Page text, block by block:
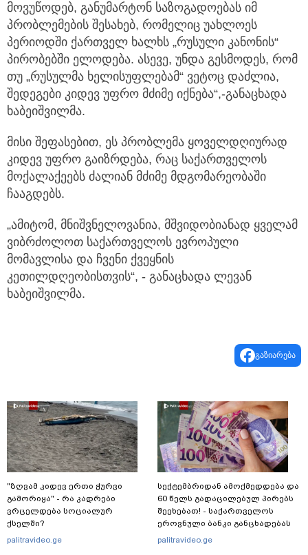
მოვუწოდებ, განუმარტონ საზოგადოებას იმ
პრობლემების შესახებ, რომელიც უახლოეს
პერიოდში ქართველ ხალხს „რუსული კანონის“
პირობებში ელოდება. ასევე, უნდა გესმოდეს, რომ
თუ „რუსულმა ხელისუფლებამ“ ვეტოც დაძლია,
შედეგები კიდევ უფრო მძიმე იქნება“,-განაცხადა
ხაბეიშვილმა.
მისი შეფასებით, ეს პრობლემა ყოველდღიურად
კიდევ უფრო გაიზრდება, რაც საქართველოს
მოქალაქეებს ძალიან მძიმე მდგომარეობაში
ჩააგდებს.
„ამიტომ, მნიშვნელოვანია, მშვიდობიანად ყველამ
ვიბრძოლოთ საქართველოს ევროპული
მომავლისა და ჩვენი ქვეყნის
კეთილდღეობისთვის“, - განაცხადა ლევან
ხაბეიშვილმა.
გაზიარება
"ზღვამ კიდევ ერთი ჭურვი
გამორიყა" - რა კადრები
ვრცელდება სოციალურ
ქსელში?
palitravideo.ge
სექტემბრიდან ამოქმედდება და
60 წელს გადაცილებულ პირებს
შეეხებათ! - საქართველოს
ეროვნული ბანკი განცხადებას
ავრცელებს
palitravideo.ge